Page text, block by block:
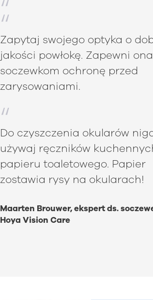
Zapytaj swojego optyka o
jakości powłokę. Zapewni ona
soczewkom ochronę przed
zarysowaniami.
Do czyszczenia okularów
używaj ręczników
papieru toaletowego. Papier
zostawia rysy na okularach!
Maarten Brouwer, ekspert ds.
Hoya Vision Care